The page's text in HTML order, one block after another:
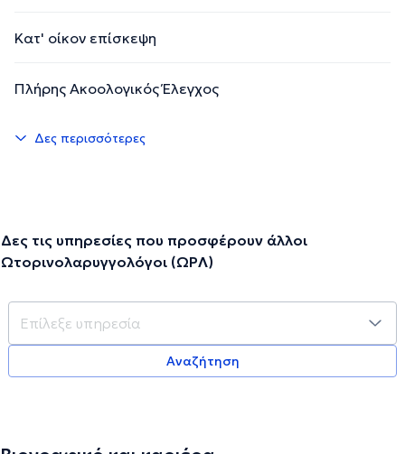
Κατ' οίκον επίσκεψη
Πλήρης Ακοολογικός Έλεγχος
Δες περισσότερες
Δες τις υπηρεσίες που προσφέρουν άλλοι
Ωτορινολαρυγγολόγοι (ΩΡΛ)
Αναζήτηση